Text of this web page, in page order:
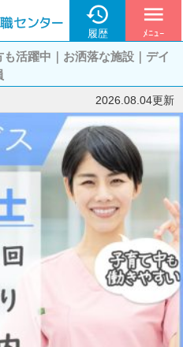

履歴
menu
ﾒﾆｭｰ
も活躍中｜お洒落な施設｜デイ
2026.08.04更新